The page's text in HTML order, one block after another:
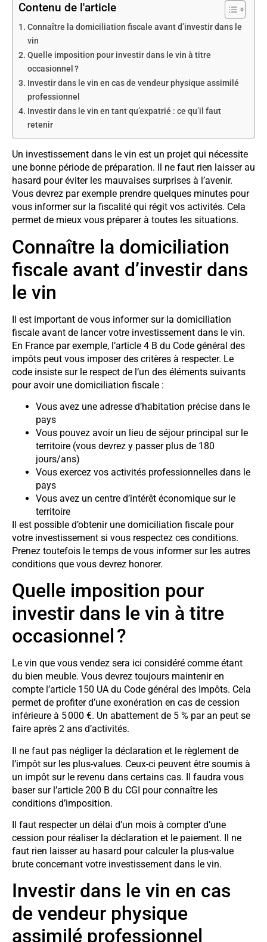
Contenu de l'article
Connaître la domiciliation fiscale avant d’investir dans le
vin
Quelle imposition pour investir dans le vin à titre
occasionnel ?
Investir dans le vin en cas de vendeur physique assimilé
professionnel
Investir dans le vin en tant qu’expatrié : ce qu’il faut
retenir
Un investissement dans le vin est un projet qui nécessite
une bonne période de préparation. Il ne faut rien laisser au
hasard pour éviter les mauvaises surprises à l’avenir.
Vous devrez par exemple prendre quelques minutes pour
vous informer sur la fiscalité qui régit vos activités. Cela
permet de mieux vous préparer à toutes les situations.
Connaître la domiciliation
fiscale avant d’investir dans
le vin
Il est important de vous informer sur la domiciliation
fiscale avant de lancer votre investissement dans le vin.
En France par exemple, l’article 4 B du Code général des
impôts peut vous imposer des critères à respecter. Le
code insiste sur le respect de l’un des éléments suivants
pour avoir une domiciliation fiscale :
Vous avez une adresse d’habitation précise dans le
pays
Vous pouvez avoir un lieu de séjour principal sur le
territoire (vous devrez y passer plus de 180
jours/ans)
Vous exercez vos activités professionnelles dans le
pays
Vous avez un centre d’intérêt économique sur le
territoire
Il est possible d’obtenir une domiciliation fiscale pour
votre investissement si vous respectez ces conditions.
Prenez toutefois le temps de vous informer sur les autres
conditions que vous devrez honorer.
Quelle imposition pour
investir dans le vin à titre
occasionnel ?
Le vin que vous vendez sera ici considéré comme étant
du bien meuble. Vous devrez toujours maintenir en
compte l’article 150 UA du Code général des Impôts. Cela
permet de profiter d’une exonération en cas de cession
inférieure à 5 000 €. Un abattement de 5 % par an peut se
faire après 2 ans d’activités.
Il ne faut pas négliger la déclaration et le règlement de
l’impôt sur les plus-values. Ceux-ci peuvent être soumis à
un impôt sur le revenu dans certains cas. Il faudra vous
baser sur l’article 200 B du CGI pour connaître les
conditions d’imposition.
Il faut respecter un délai d’un mois à compter d’une
cession pour réaliser la déclaration et le paiement. Il ne
faut rien laisser au hasard pour calculer la plus-value
brute concernant votre investissement dans le vin.
Investir dans le vin en cas
de vendeur physique
assimilé professionnel